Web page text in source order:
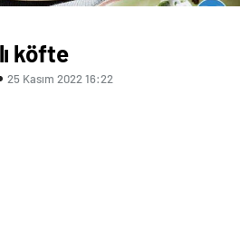
köfte
25 Kasım 2022 16:22